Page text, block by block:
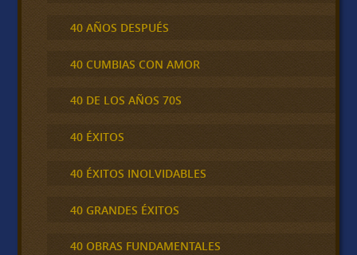
40 AÑOS DESPUÉS
40 CUMBIAS CON AMOR
40 DE LOS AÑOS 70S
40 ÉXITOS
40 ÉXITOS INOLVIDABLES
40 GRANDES ÉXITOS
40 OBRAS FUNDAMENTALES